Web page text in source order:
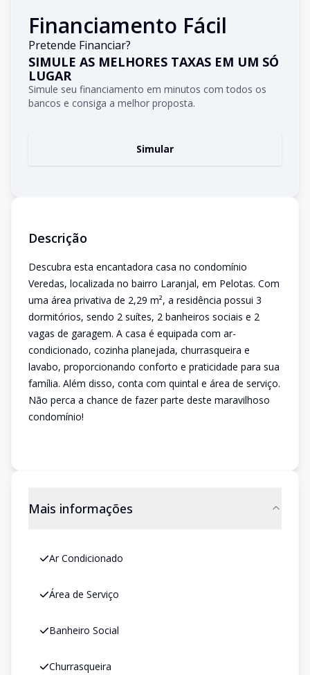
Financiamento Fácil
Pretende Financiar?
SIMULE AS MELHORES TAXAS EM UM SÓ
LUGAR
Simule seu financiamento em minutos com todos os
bancos e consiga a melhor proposta.
Simular
Descrição
Descubra esta encantadora casa no condomínio
Veredas, localizada no bairro Laranjal, em Pelotas. Com
uma área privativa de 2,29 m², a residência possui 3
dormitórios, sendo 2 suítes, 2 banheiros sociais e 2
vagas de garagem. A casa é equipada com ar-
condicionado, cozinha planejada, churrasqueira e
lavabo, proporcionando conforto e praticidade para sua
família. Além disso, conta com quintal e área de serviço.
Não perca a chance de fazer parte deste maravilhoso
condomínio!
Mais informações
Ar Condicionado
Área de Serviço
Banheiro Social
Churrasqueira